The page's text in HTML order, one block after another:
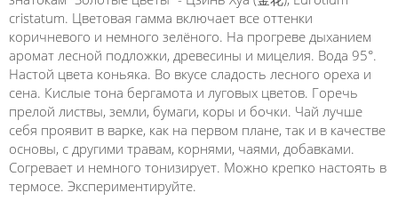
cristatum. Цветовая гамма включает все оттенки
коричневого и немного зелёного. На прогреве дыханием
аромат лесной подложки, древесины и мицелия. Вода 95°.
Настой цвета коньяка. Во вкусе сладость лесного ореха и
сена. Кислые тона бергамота и луговых цветов. Горечь
прелой листвы, земли, бумаги, коры и бочки. Чай лучше
себя проявит в варке, как на первом плане, так и в качестве
основы, с другими травам, корнями, чаями, добавками.
Согревает и немного тонизирует. Можно крепко настоять в
термосе. Экспериментируйте.